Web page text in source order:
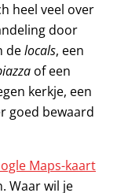
heel veel over
door
delocals, een
of een
kerkje, een
goed bewaard
Maps-kaart
Waar wil je